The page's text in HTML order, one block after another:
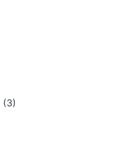
(3)